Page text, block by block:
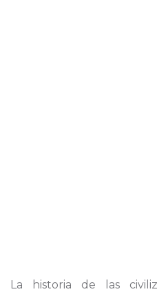
La historia de las